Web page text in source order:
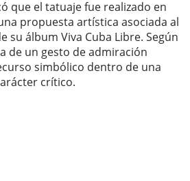
que el tatuaje fue realizado en
propuesta artística asociada al
álbum Viva Cuba Libre. Según
de un gesto de admiración
simbólico dentro de una
crítico.